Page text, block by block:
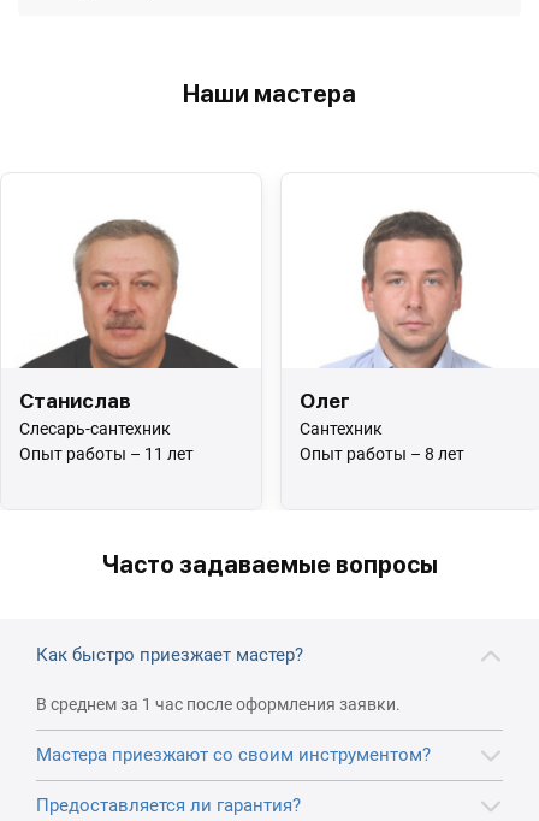
Наши мастера
Станислав
Слесарь-сантехник
Опыт работы – 11 лет
Олег
Сантехник
Опыт работы – 8 лет
Часто задаваемые вопросы
Как быстро приезжает мастер?
В среднем за 1 час после оформления заявки.
Мастера приезжают со своим инструментом?
Предоставляется ли гарантия?